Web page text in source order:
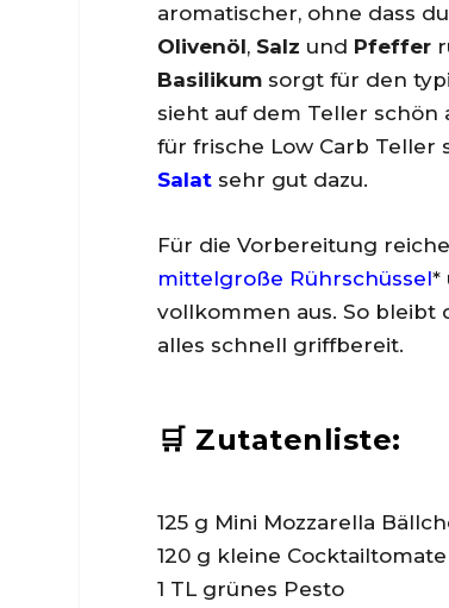
aromatischer, ohne dass
Olivenöl, Salz und Pfeffer
Basilikum sorgt für den
sieht auf dem Teller schön
für frische Low Carb Teller
Salat sehr gut dazu.
Für die Vorbereitung
mittelgroße Rührschüssel*
vollkommen aus. So
alles schnell griffbereit.
🛒 Zutatenliste:
125 g Mini Mozzarella
120 g kleine
1 TL grünes Pesto